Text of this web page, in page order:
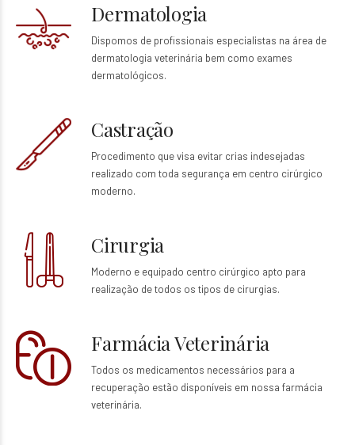
Dermatologia
Dispomos de profissionais especialistas na área de
dermatologia veterinária bem como exames
dermatológicos.
Castração
Procedimento que visa evitar crias indesejadas
realizado com toda segurança em centro cirúrgico
moderno.
Cirurgia
Moderno e equipado centro cirúrgico apto para
realização de todos os tipos de cirurgias.
Farmácia Veterinária
Todos os medicamentos necessários para a
recuperação estão disponíveis em nossa farmácia
veterinária.